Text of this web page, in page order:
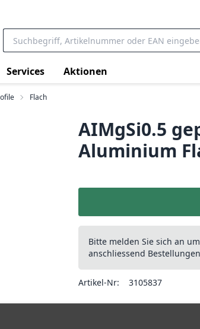
Services Aktionen
Flach
AIMgSi0.5
Aluminium
Bitte melden Sie sich an
anschliessend
Artikel-Nr: 3105837